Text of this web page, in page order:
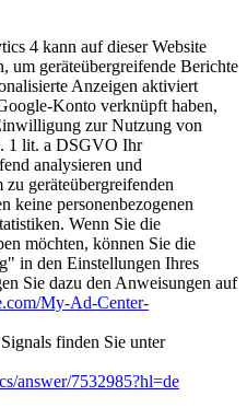
4 kann auf dieser Website
um geräteübergreifende Berichte
Anzeigen aktiviert
Konto verknüpft haben,
zur Nutzung von
1 lit. a DSGVO Ihr
analysieren und
geräteübergreifenden
keine personenbezogenen
Wenn Sie die
möchten, können Sie die
in den Einstellungen Ihres
Sie dazu den Anweisungen auf
My-Ad-Center-
finden Sie unter
answer/7532985?hl=de